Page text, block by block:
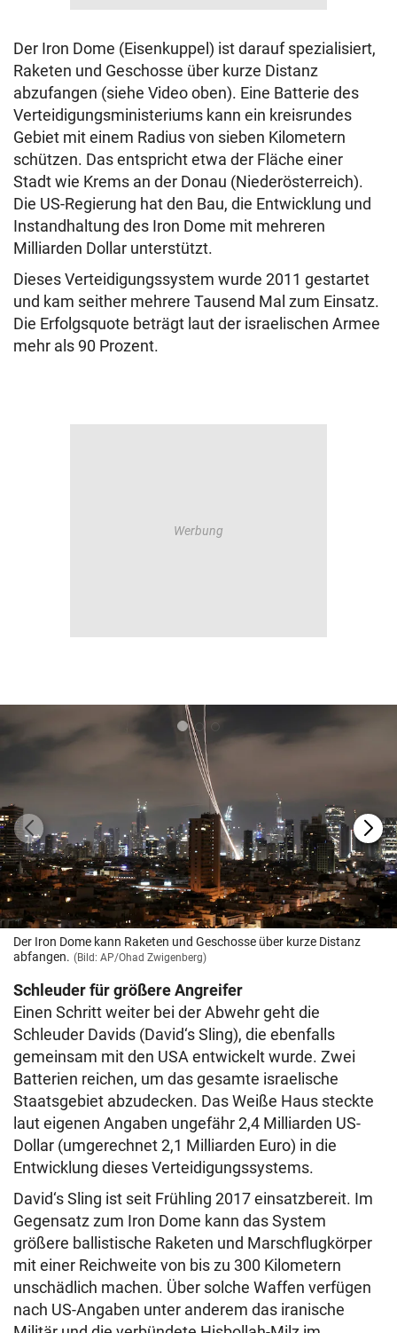
Der Iron Dome (Eisenkuppel) ist darauf spezialisiert,
Raketen und Geschosse über kurze Distanz
abzufangen (siehe Video oben). Eine Batterie des
Verteidigungsministeriums kann ein kreisrundes
Gebiet mit einem Radius von sieben Kilometern
schützen. Das entspricht etwa der Fläche einer
Stadt wie Krems an der Donau (Niederösterreich).
Die US-Regierung hat den Bau, die Entwicklung und
Instandhaltung des Iron Dome mit mehreren
Milliarden Dollar unterstützt.
Dieses Verteidigungssystem wurde 2011 gestartet
und kam seither mehrere Tausend Mal zum Einsatz.
Die Erfolgsquote beträgt laut der israelischen Armee
mehr als 90 Prozent.
Der Iron Dome kann Raketen und Geschosse über kurze Distanz
abfangen. (Bild: AP/Ohad Zwigenberg)
Schleuder für größere Angreifer
Einen Schritt weiter bei der Abwehr geht die
Schleuder Davids (David‘s Sling), die ebenfalls
gemeinsam mit den USA entwickelt wurde. Zwei
Batterien reichen, um das gesamte israelische
Staatsgebiet abzudecken. Das Weiße Haus steckte
laut eigenen Angaben ungefähr 2,4 Milliarden US-
Dollar (umgerechnet 2,1 Milliarden Euro) in die
Entwicklung dieses Verteidigungssystems.
David‘s Sling ist seit Frühling 2017 einsatzbereit. Im
Gegensatz zum Iron Dome kann das System
größere ballistische Raketen und Marschflugkörper
mit einer Reichweite von bis zu 300 Kilometern
unschädlich machen. Über solche Waffen verfügen
nach US-Angaben unter anderem das iranische